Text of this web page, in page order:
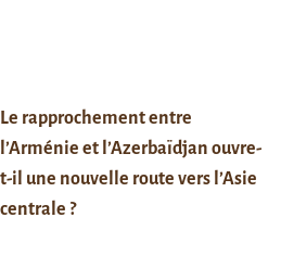
Le rapprochement entre
l’Arménie et l’Azerbaïdjan ouvre-
t-il une nouvelle route vers l’Asie
centrale ?